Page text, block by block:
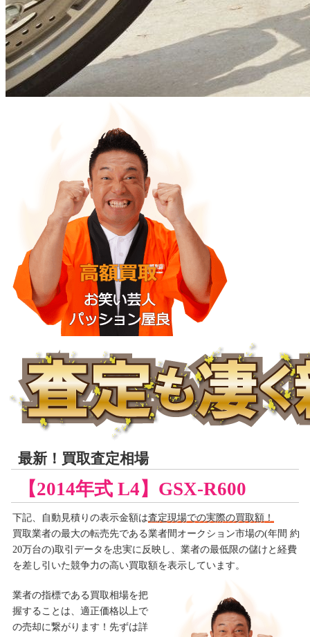
最新！買取査定相場
【2014年式 L4】GSX-R600
下記、自動見積りの表示金額は査定現場での実際の買取額！
買取業者の最大の転売先である業者間オークション市場の(年間 約
20万台の)取引データを忠実に反映し、業者の最低限の儲けと経費
を差し引いた競争力の高い買取額を表示しています。
業者の指標である買取相場を把
握することは、適正価格以上で
の売却に繋がります！先ずは詳